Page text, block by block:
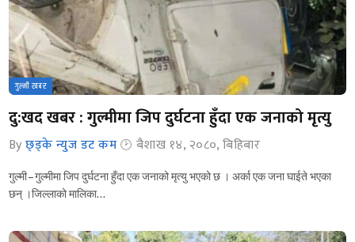
गुल्मी खबर
दु:खद खबर : गुल्मीमा जिप दुर्घटना हुँदा एक जनाको मृत्यु
By छ्ड्के न्युज डट कम बैशाख १४, २०८०, बिहिबार
गुल्मी – गुल्मीमा जिप दुर्घटना हुँदा एक जनाको मृत्यु भएको छ । अर्का एक जना घाईते भएका
छन् ।जिल्लाको मालिका…